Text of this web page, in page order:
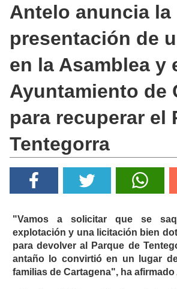
Antelo anuncia la
presentación de
en la Asamblea y
Ayuntamiento de
para recuperar el
Tentegorra
"Vamos a solicitar que se
explotación y una licitación bien
para devolver al Parque de
antaño lo convirtió en un lugar
familias de Cartagena", ha afirmado